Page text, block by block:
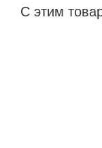
С этим